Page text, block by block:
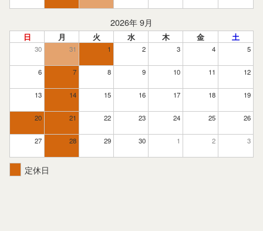
2026年 9月
日 月 火 水 木 金 土
30 31 1 2 3 4 5
6 7 8 9 10 11 12
13 14 15 16 17 18 19
20 21 22 23 24 25 26
27 28 29 30 1 2 3
定休日